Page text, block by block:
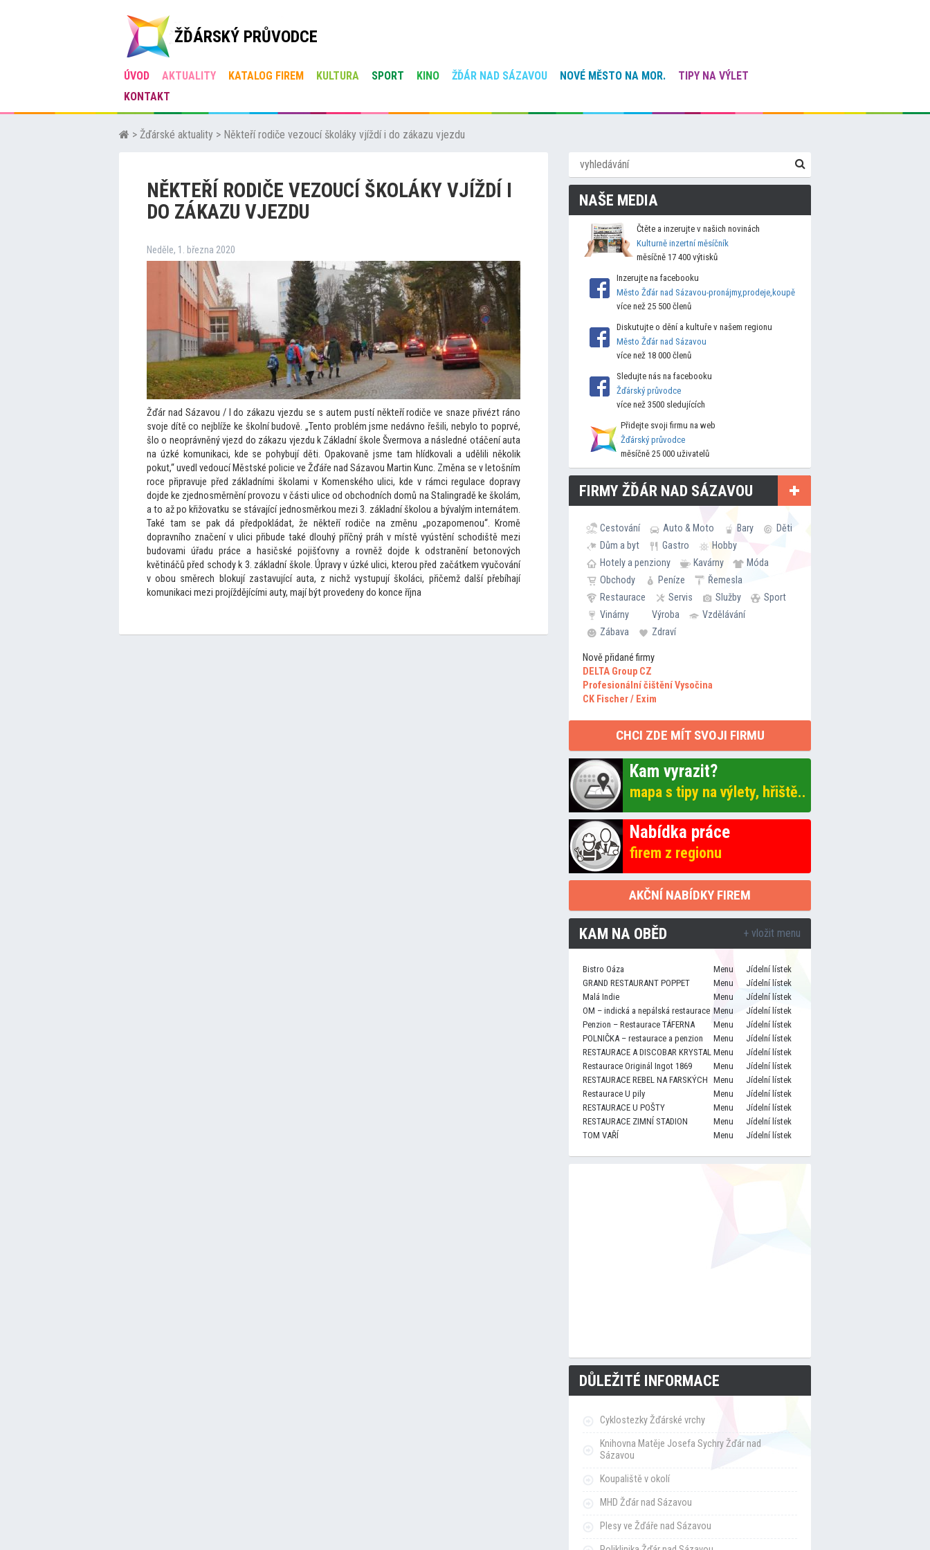
ŽĎÁRSKÝ PRŮVODCE
ÚVOD AKTUALITY KATALOG FIREM KULTURA SPORT KINO ŽĎÁR NAD SÁZAVOU NOVÉ MĚSTO NA MOR.
TIPY NA VÝLET
KONTAKT
> Žďárské aktuality > Někteří rodiče vezoucí školáky vjíždí i do zákazu vjezdu
NĚKTEŘÍ RODIČE VEZOUCÍ ŠKOLÁKY VJÍŽDÍ I
DO ZÁKAZU VJEZDU
Neděle, 1. března 2020
Žďár nad Sázavou / I do zákazu vjezdu se s autem pustí někteří rodiče ve snaze přivézt ráno
svoje dítě co nejblíže ke školní budově. „Tento problém jsme nedávno řešili, nebyloto poprvé,
šlo o neoprávněný vjezd do zákazu vjezdu k Základní škole Švermova a následné otáčení auta
na úzké komunikaci, kde se pohybují děti. Opakovaně jsme tam hlídkovali a udělili několik
pokut,“ uvedl vedoucí Městské policie ve Žďáře nad Sázavou Martin Kunc. Změna se v letošním
roce připravuje před základními školami v Komenského ulici, kde v rámci regulace dopravy
dojde ke zjednosměrnění provozu v části ulice od obchodních domů na Stalingradě ke školám,
ato až po křižovatku se stávající jednosměrkou mezi 3. základní školou a bývalým internátem.
Také tam se pak dá předpokládat, že někteří rodiče na změnu „pozapomenou“. Kromě
dopravního značení v ulici přibude také dlouhý příčný práh v místě vyústění schodiště mezi
budovami úřadu práce a hasičské pojišťovny a rovněž dojde k odstranění betonových
květináčů před schody k 3. základní škole. Úpravy v úzké ulici, kterou před začátkem vyučování
v obou směrech blokují zastavující auta, z nichž vystupují školáci, přičemž další přebíhají
komunikaci mezi projíždějícími auty, mají být provedeny do konce října
NAŠE MEDIA
Čtěte a inzerujte v našich novinách
Kulturně inzertní měsíčník
měsíčně 17 400 výtisků
Inzerujte na facebooku
Město Žďár nad Sázavou-pronájmy,prodeje,koupě
více než 25 500 členů
Diskutujte o dění a kultuře v našem regionu
Město Žďár nad Sázavou
více než 18 000 členů
Sledujte nás na facebooku
Žďárský průvodce
více než 3500 sledujících
Přidejte svoji firmu na web
Žďárský průvodce
měsíčně 25 000 uživatelů
FIRMY ŽĎÁR NAD SÁZAVOU
Cestování Auto & Moto Bary
Děti
Dům a byt
Gastro
Hobby
Hotely a penziony
Kavárny
Móda
Obchody
Peníze
Řemesla
Restaurace
Servis Služby
Sport
Vinárny
Výroba
Vzdělávání
Zábava
Zdraví
Nově přidané firmy
DELTA Group CZ
Profesionální čištění Vysočina
CK Fischer / Exim
CHCI ZDE MÍT SVOJI FIRMU
Kam vyrazit?
mapa s tipy na výlety, hřiště..
Nabídka práce
firem z regionu
AKČNÍ NABÍDKY FIREM
KAM NA OBĚD + vložit menu
Bistro Oáza Menu
Jídelní lístek
GRAND RESTAURANT POPPET
Menu
Jídelní lístek
Malá Indie
Menu
Jídelní lístek
OM – indická a nepálská restaurace Menu
Jídelní lístek
Penzion – Restaurace TÁFERNA
Menu
Jídelní lístek
POLNIČKA – restaurace a penzion
Menu
Jídelní lístek
RESTAURACE A DISCOBAR KRYSTAL Menu
Jídelní lístek
Restaurace Originál Ingot 1869
Menu
Jídelní lístek
RESTAURACE REBEL NA FARSKÝCH Menu
Jídelní lístek
Restaurace U pily
Menu
Jídelní lístek
RESTAURACE U POŠTY
Menu
Jídelní lístek
RESTAURACE ZIMNÍ STADION
Menu
Jídelní lístek
TOM VAŘÍ
Menu Jídelní lístek
DŮLEŽITÉ INFORMACE
Cyklostezky Žďárské vrchy
Knihovna Matěje Josefa Sychry Žďár nad
Sázavou
Koupaliště v okolí
MHD Žďár nad Sázavou
Plesy ve Žďáře nad Sázavou